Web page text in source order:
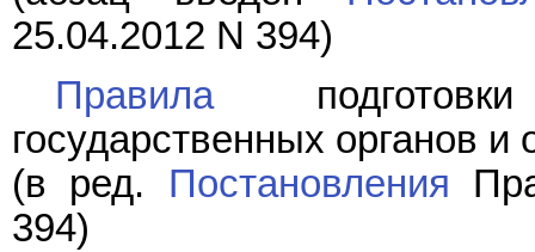
25.04.2012 N 394)
Правилаподготовки
государственных органов
(в ред. Постановления
394)